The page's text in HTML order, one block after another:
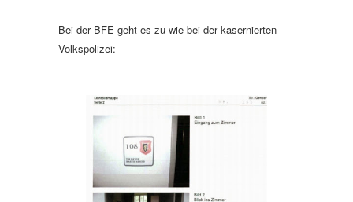
Bei der BFE geht es zu wie bei der kasernierten
Volkspolizei: